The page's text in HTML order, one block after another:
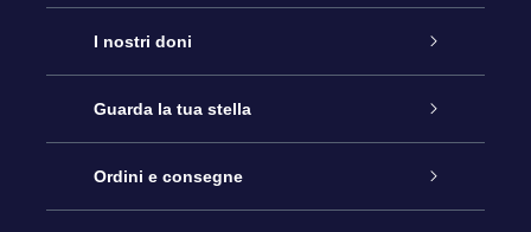
Assistenza
Contattaci
Blog
I nostri doni
Online Star Gift
Pacchetto regalo OSR
Guarda la tua stella
Registro stellare
Ordini e consegne